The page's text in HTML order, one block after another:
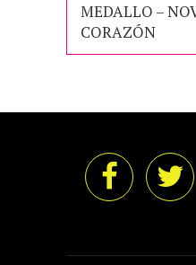
MEDALLO –
CORAZÓN